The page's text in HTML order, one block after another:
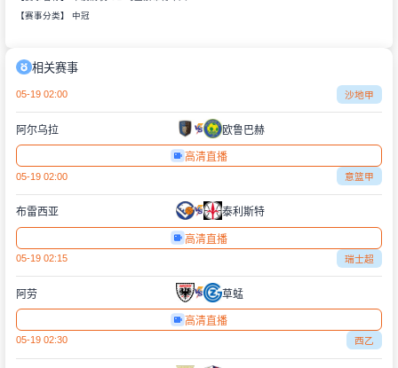
【赛事分类】 中冠
相关赛事
05-19 02:00 沙地甲
阿尔乌拉 欧鲁巴赫
高清直播
05-19 02:00 意篮甲
布雷西亚 泰利斯特
高清直播
05-19 02:15 瑞士超
阿劳 草蜢
高清直播
05-19 02:30 西乙